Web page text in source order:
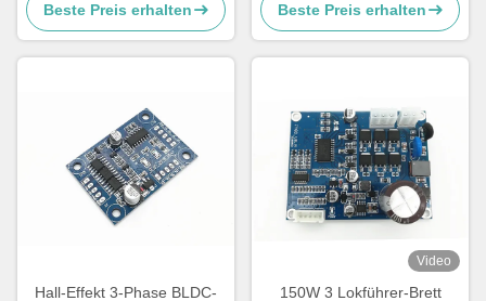
Skateboard-Motorcontroller
15ABoard
Beste Preis erhalten
Phasen-BLDC - 85℃
Beste Preis erhalten
Hall-Effekt 3-Phase BLDC-
Video
150W 3 Lokführer-Brett